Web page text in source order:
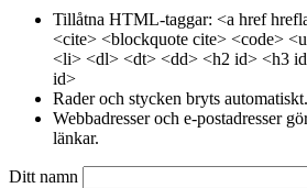
Tillåtna HTML-taggar: <a href
<cite> <blockquote cite> <code>
<li> <dl> <dt> <dd> <h2 id> <h3
id>
Rader och stycken bryts automatiskt.
Webbadresser och e-postadresser
länkar.
Ditt namn